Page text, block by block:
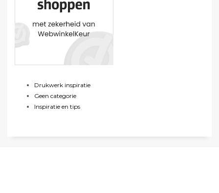
Drukwerk inspiratie
Geen categorie
Inspiratie en tips